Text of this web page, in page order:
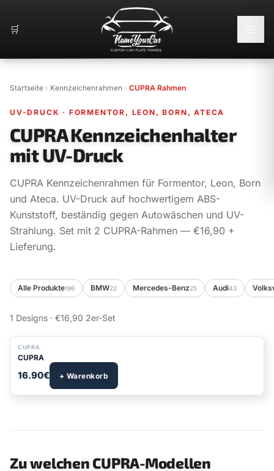
🛒
Startseite Kennzeichenrahmen CUPRA Rahmen
UV-DRUCK · FORMENTOR, LEON, BORN, ATECA
CUPRA Kennzeichenhalter
mit UV-Druck
CUPRA Kennzeichenrahmen für Formentor, Leon, Born
und Ateca. UV-Druck auf hochwertigem ABS-
Kunststoff, beständig gegen Autowäschen und UV-
Strahlung. Set mit 2 CUPRA-Rahmen — €16,90 +
Lieferung.
Alle Produkte196 BMW22 Mercedes-Benz25 Audi43
1 Designs · €16,90 2er-Set
CUPRA
CUPRA
16.90€ + Warenkorb
Zu welchen CUPRA-Modellen